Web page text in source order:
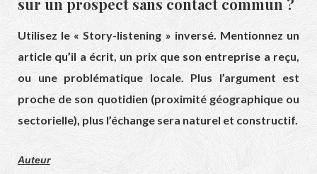
Utilisez le « Story-listening » inversé. Mentionnez un
article qu’il a écrit, un prix que son entreprise a reçu,
ou une problématique locale. Plus l’argument est
proche de son quotidien (proximité géographique ou
sectorielle), plus l’échange sera naturel et constructif.
Auteur